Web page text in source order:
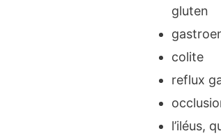
gluten
colite
reflux
l’iléus,